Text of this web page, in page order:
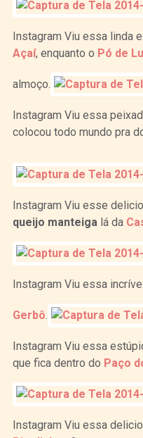
Instagram Viu essa linda
Açaí, enquanto o Pó de
almoço.
Instagram Viu essa
colocou todo mundo pra
Instagram Viu esse
queijo manteigalá da
Instagram Viu essa incrível
Gerbô.
Instagram Viu essa
que fica dentro do Paço
Instagram Viu essa